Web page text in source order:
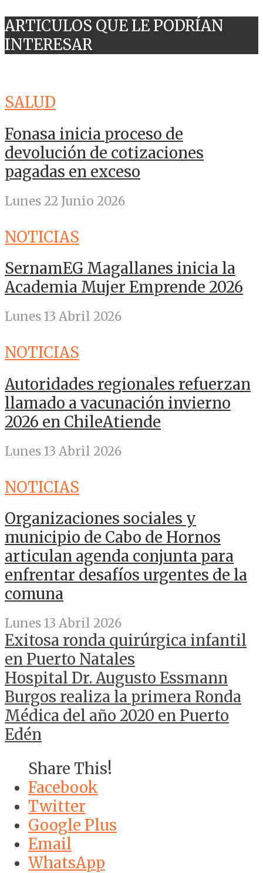
ARTICULOS QUE LE PODRÍAN
INTERESAR
SALUD
Fonasa inicia proceso de
devolución de cotizaciones
pagadas en exceso
Lunes 22 Junio 2026
NOTICIAS
SernamEG Magallanes inicia la
Academia Mujer Emprende 2026
Lunes 13 Abril 2026
NOTICIAS
Autoridades regionales refuerzan
llamado a vacunación invierno
2026 en ChileAtiende
Lunes 13 Abril 2026
NOTICIAS
Organizaciones sociales y
municipio de Cabo de Hornos
articulan agenda conjunta para
enfrentar desafíos urgentes de la
comuna
Lunes 13 Abril 2026
Exitosa ronda quirúrgica infantil
en Puerto Natales
Hospital Dr. Augusto Essmann
Burgos realiza la primera Ronda
Médica del año 2020 en Puerto
Edén
Share This!
Facebook
Twitter
Google Plus
Email
WhatsApp